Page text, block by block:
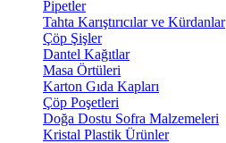
Pipetler
Tahta Karıştırıcılar ve Kürdanlar
Çöp Şişler
Dantel Kağıtlar
Masa Örtüleri
Karton Gıda Kapları
Çöp Poşetleri
Doğa Dostu Sofra Malzemeleri
Kristal Plastik Ürünler